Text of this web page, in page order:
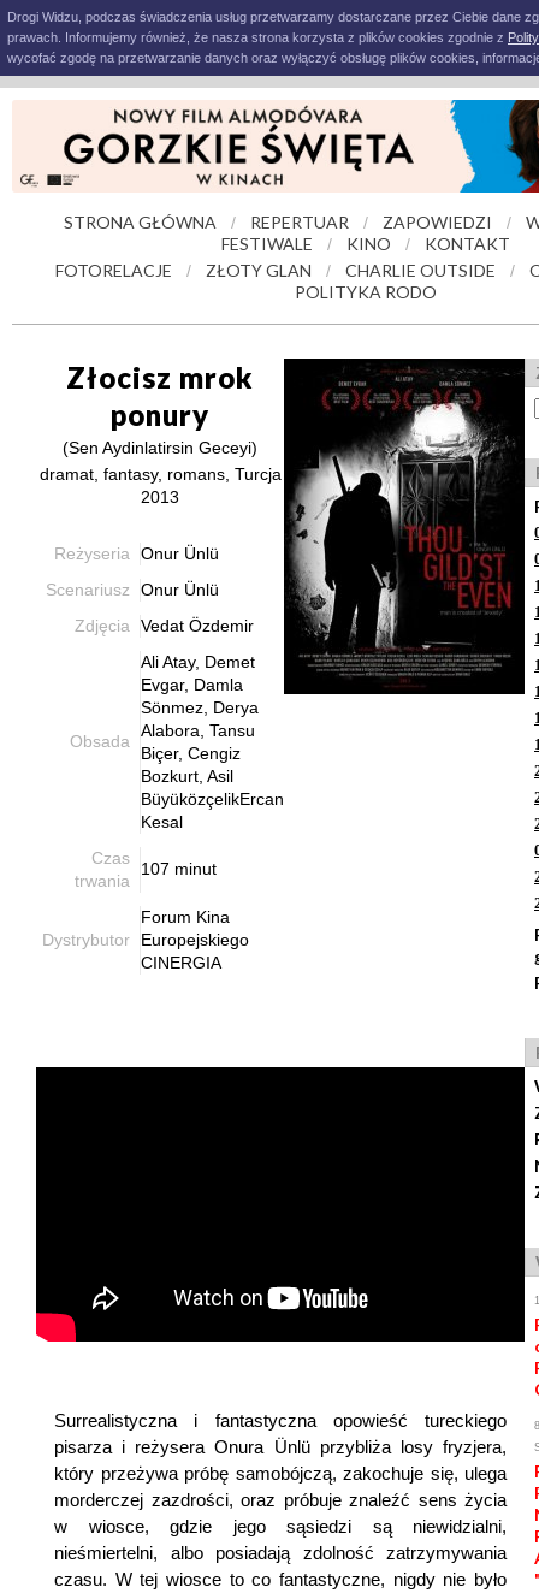
Drogi Widzu, podczas świadczenia usług przetwarzamy dostarczane przez Ciebie dane
prawach. Informujemy również, że nasza strona korzysta z plików cookies zgodnie z
wycofać zgodę na przetwarzanie danych oraz wyłączyć obsługę plików cookies,
STRONA GŁÓWNA / REPERTUAR / ZAPOWIEDZI /
FESTIWALE
/ KINO /
KONTAKT
FOTORELACJE
/ ZŁOTY GLAN / CHARLIE OUTSIDE /
POLITYKA RODO
Złocisz mrok
ponury
(Sen Aydinlatirsin Geceyi)
dramat, fantasy, romans, Turcja
2013
Reżyseria Onur Ünlü
Scenariusz
Onur Ünlü
Zdjęcia Vedat Özdemir
Obsada
Ali Atay, Demet
Evgar, Damla
Sönmez, Derya
Alabora, Tansu
Biçer, Cengiz
Bozkurt, Asil
BüyüközçelikErcan
Kesal
Czas
trwania
107 minut
Dystrybutor
Forum Kina
Europejskiego
CINERGIA
Surrealistyczna i fantastyczna opowieść tureckiego
pisarza i reżysera Onura Ünlü przybliża losy fryzjera,
który przeżywa próbę samobójczą, zakochuje się, ulega
morderczej zazdrości, oraz próbuje znaleźć sens życia
w wiosce, gdzie jego sąsiedzi są niewidzialni,
nieśmiertelni, albo posiadają zdolność zatrzymywania
czasu. W tej wiosce to co fantastyczne, nigdy nie było